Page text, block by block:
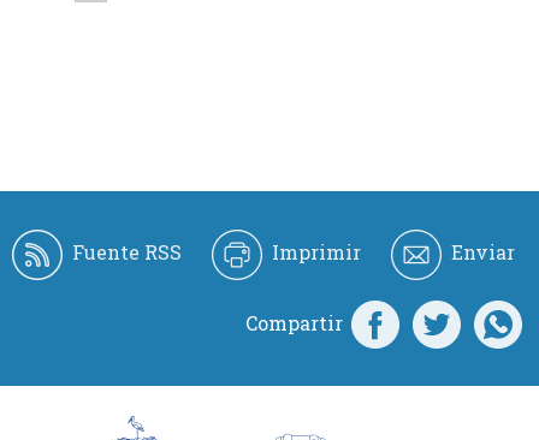
Fuente RSS Imprimir Enviar
Compartir